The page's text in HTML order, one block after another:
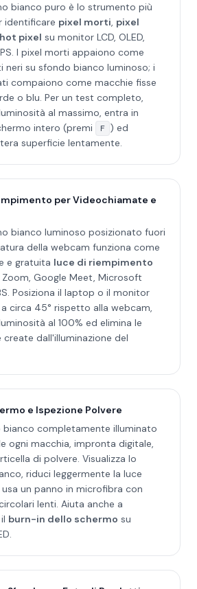
bianco puro è lo strumento più
identificare pixel morti, pixel
hot pixel su monitor LCD, OLED,
I pixel morti appaiono come
neri su sfondo bianco luminoso; i
compaiono come macchie fisse
o blu. Per un test completo,
al massimo, entra in
intero (premi
F ) ed
superficie lentamente.
per Videochiamate e
bianco luminoso posizionato fuori
della webcam funziona come
e gratuita luce di riempimento
Google Meet, Microsoft
Posiziona il laptop o il monitor
circa 45° rispetto alla webcam,
al 100% ed elimina le
dall'illuminazione del
e Ispezione Polvere
bianco completamente illuminato
ogni macchia, impronta digitale,
di polvere. Visualizza lo
riduci leggermente la luce
un panno in microfibra con
lenti. Aiuta anche a
burn-in dello schermo su